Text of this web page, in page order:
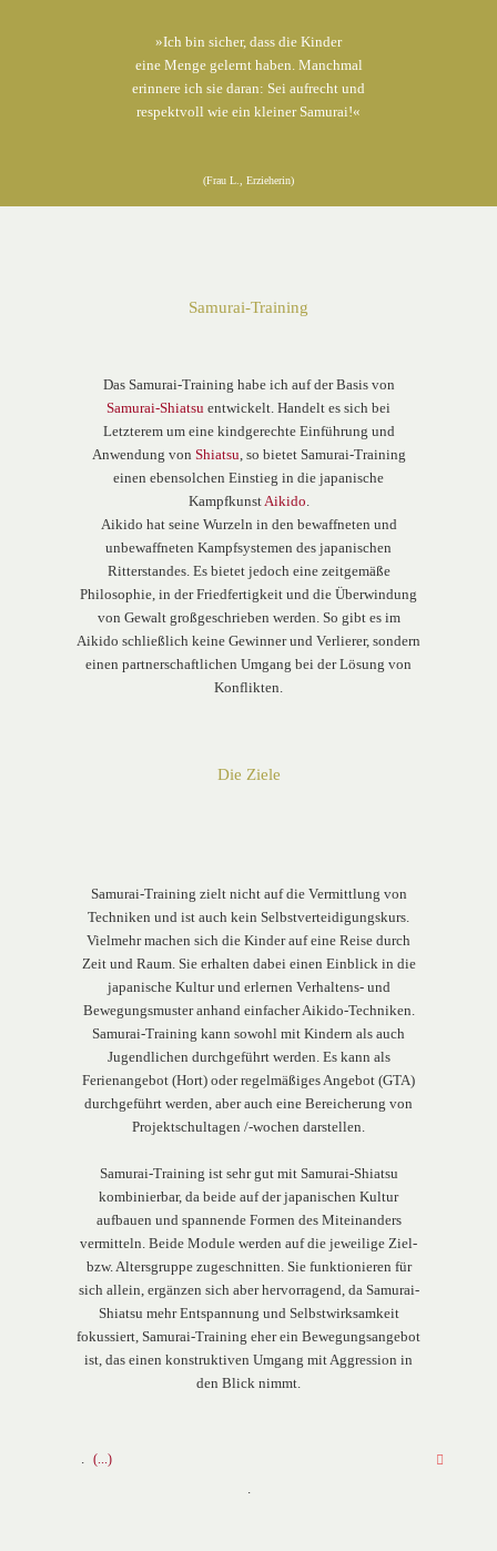
»Ich bin sicher, dass die Kinder
eine Menge gelernt haben. Manchmal
erinnere ich sie daran: Sei aufrecht und
respektvoll wie ein kleiner Samurai!«
(Frau L., Erzieherin)
Samurai-Training
Das Samurai-Training habe ich auf der Basis von
Samurai-Shiatsu entwickelt. Handelt es sich bei
Letzterem um eine kindgerechte Einführung und
Anwendung von Shiatsu, so bietet Samurai-Training
einen ebensolchen Einstieg in die japanische
KampfkunstAikido.
Aikido hat seine Wurzeln in den bewaffneten und
unbewaffneten Kampfsystemen des japanischen
Ritterstandes. Es bietet jedoch eine zeitgemäße
Philosophie, in der Friedfertigkeit und die Überwindung
von Gewalt großgeschrieben werden. So gibt es im
Aikido schließlich keine Gewinner und Verlierer, sondern
einen partnerschaftlichen Umgang bei der Lösung von
Konflikten.
Die Ziele
Samurai-Training zielt nicht auf die Vermittlung von
Techniken und ist auch kein Selbstverteidigungskurs.
Vielmehr machen sich die Kinder auf eine Reise durch
Zeit und Raum. Sie erhalten dabei einen Einblick in die
japanische Kultur und erlernen Verhaltens- und
Bewegungsmuster anhand einfacher Aikido-Techniken.
Samurai-Training kann sowohl mit Kindern als auch
Jugendlichen durchgeführt werden. Es kann als
Ferienangebot (Hort) oder regelmäßiges Angebot (GTA)
durchgeführt werden, aber auch eine Bereicherung von
Projektschultagen /-wochen darstellen.
Samurai-Training ist sehr gut mit Samurai-Shiatsu
kombinierbar, da beide auf der japanischen Kultur
aufbauen und spannende Formen des Miteinanders
vermitteln. Beide Module werden auf die jeweilige Ziel-
bzw. Altersgruppe zugeschnitten. Sie funktionieren für
sich allein, ergänzen sich aber hervorragend, da Samurai-
Shiatsu mehr Entspannung und Selbstwirksamkeit
fokussiert, Samurai-Training eher ein Bewegungsangebot
ist, das einen konstruktiven Umgang mit Aggression in
den Blick nimmt.
.
.